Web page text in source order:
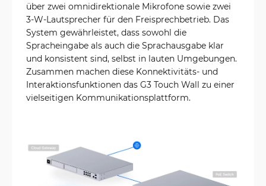
über zwei omnidirektionale Mikrofone sowie zwei
3-W-Lautsprecher für den Freisprechbetrieb. Das
System gewährleistet, dass sowohl die
Spracheingabe als auch die Sprachausgabe klar
und konsistent sind, selbst in lauten Umgebungen.
Zusammen machen diese Konnektivitäts- und
Interaktionsfunktionen das G3 Touch Wall zu einer
vielseitigen Kommunikationsplattform.